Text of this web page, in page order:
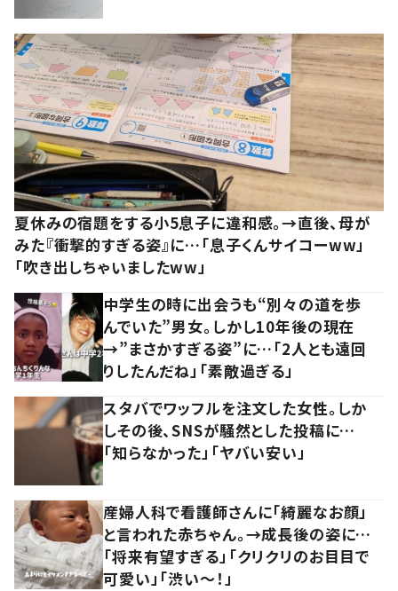
夏休みの宿題をする小5息子に違和感。→直後、母が
みた『衝撃的すぎる姿』に…「息子くんサイコーww」
「吹き出しちゃいましたww」
中学生の時に出会うも“別々の道を歩
んでいた”男女。しかし10年後の現在
→”まさかすぎる姿”に…「2人とも遠回
りしたんだね」「素敵過ぎる」
スタバでワッフルを注文した女性。しか
しその後、SNSが騒然とした投稿に…
「知らなかった」「ヤバい安い」
産婦人科で看護師さんに「綺麗なお顔」
と言われた赤ちゃん。→成長後の姿に…
「将来有望すぎる」「クリクリのお目目で
可愛い」「渋い～！」